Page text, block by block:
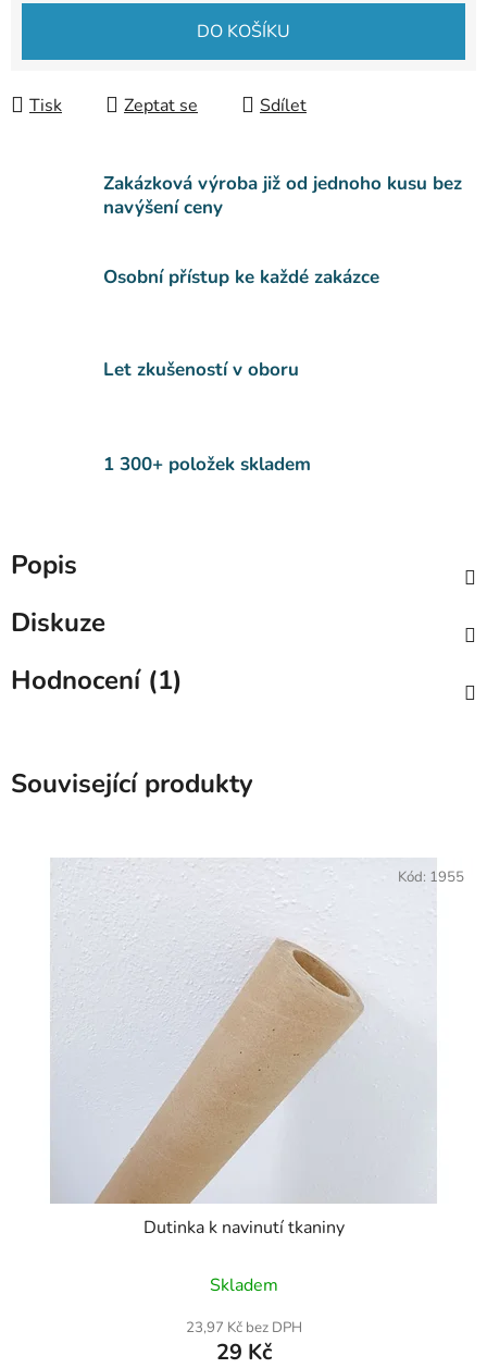
DO KOŠÍKU
Tisk Zeptat se Sdílet
Zakázková výroba již od jednoho kusu bez
navýšení ceny
Osobní přístup ke každé zakázce
Let zkušeností v oboru
1 300+ položek skladem
Popis
Diskuze
Hodnocení (1)
Související produkty
Dutinka k navinutí tkaniny
Skladem
23,97 Kč bez DPH
29 Kč
Kód: 1955